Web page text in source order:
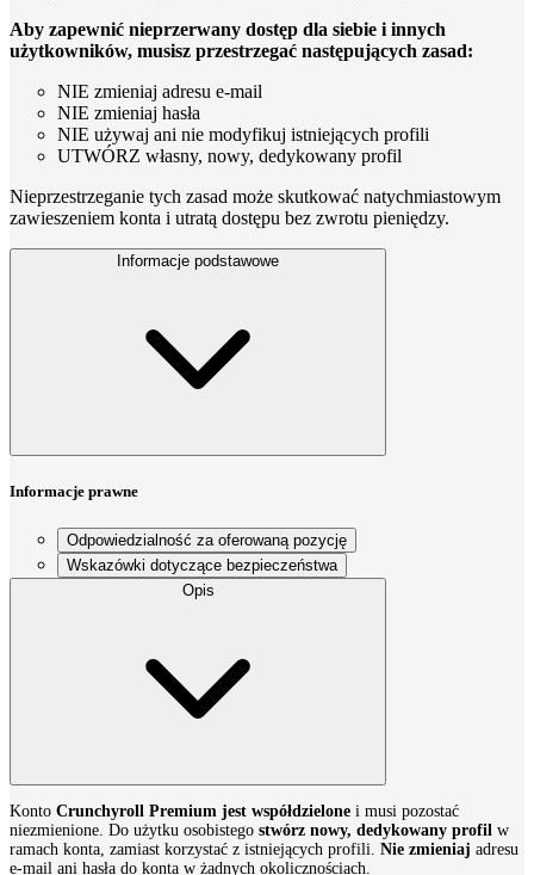
Aby zapewnić nieprzerwany dostęp dla siebie i innych
użytkowników, musisz przestrzegać następujących zasad:
NIE zmieniaj adresu e-mail
NIE zmieniaj hasła
NIE używaj ani nie modyfikuj istniejących profili
UTWÓRZ własny, nowy, dedykowany profil
Nieprzestrzeganie tych zasad może skutkować natychmiastowym
zawieszeniem konta i utratą dostępu bez zwrotu pieniędzy.
Informacje podstawowe
Informacje prawne
Odpowiedzialność za oferowaną pozycję
Wskazówki dotyczące bezpieczeństwa
Opis
Konto Crunchyroll Premium jest współdzielone i musi pozostać
niezmienione. Do użytku osobistego stwórz nowy, dedykowany profil w
ramach konta, zamiast korzystać z istniejących profili. Nie zmieniaj adresu
e-mail ani hasła do konta w żadnych okolicznościach.